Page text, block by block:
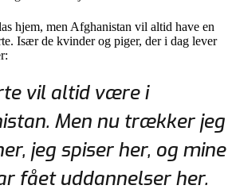
hjem, men Afghanistan vil altid have en
Især de kvinder og piger, der i dag lever
vil altid være i
Men nu trækker jeg
jeg spiser her, og mine
fået uddannelser her.